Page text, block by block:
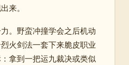
来。
。野蛮冲撞学会之后机动
火剑法一套下来脆皮职业
拿到一把运九裁决或类似